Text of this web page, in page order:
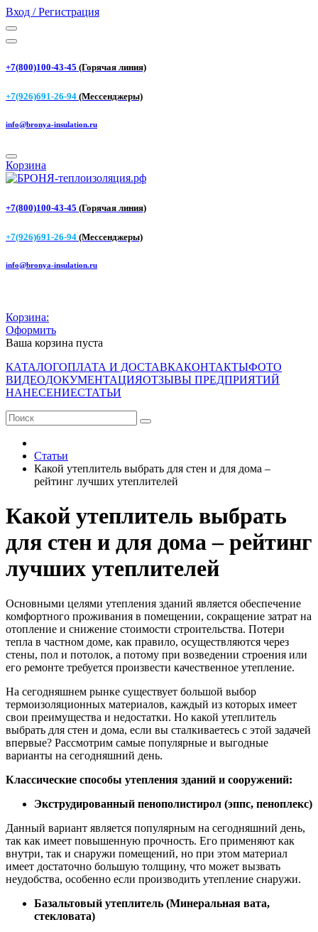
Вход / Регистрация
+7(800)100-43-45 (Горячая линия)
+7(926)691-26-94 (Мессенджеры)
info@bronya-insulation.ru
Корзина
+7(800)100-43-45 (Горячая линия)
+7(926)691-26-94 (Мессенджеры)
info@bronya-insulation.ru
Корзина:
Оформить
Ваша корзина пуста
КАТАЛОГОПЛАТА И ДОСТАВКАКОНТАКТЫФОТО
ВИДЕОДОКУМЕНТАЦИЯОТЗЫВЫ ПРЕДПРИЯТИЙ
НАНЕСЕНИЕСТАТЬИ
Статьи
Какой утеплитель выбрать для стен и для дома –
рейтинг лучших утеплителей
Какой утеплитель выбрать
для стен и для дома – рейтинг
лучших утеплителей
Основными целями утепления зданий является обеспечение
комфортного проживания в помещении, сокращение затрат на
отопление и снижение стоимости строительства. Потери
тепла в частном доме, как правило, осуществляются через
стены, пол и потолок, а потому при возведении строения или
его ремонте требуется произвести качественное утепление.
На сегодняшнем рынке существует большой выбор
термоизоляционных материалов, каждый из которых имеет
свои преимущества и недостатки. Но какой утеплитель
выбрать для стен и дома, если вы сталкиваетесь с этой задачей
впервые? Рассмотрим самые популярные и выгодные
варианты на сегодняшний день.
Классические способы утепления зданий и сооружений:
Экструдированный пенополистирол (эппс, пеноплекс)
Данный вариант является популярным на сегодняшний день,
так как имеет повышенную прочность. Его применяют как
внутри, так и снаружи помещений, но при этом материал
имеет достаточно большую толщину, что может вызвать
неудобства, особенно если производить утепление снаружи.
Базальтовый утеплитель (Минеральная вата,
стекловата)